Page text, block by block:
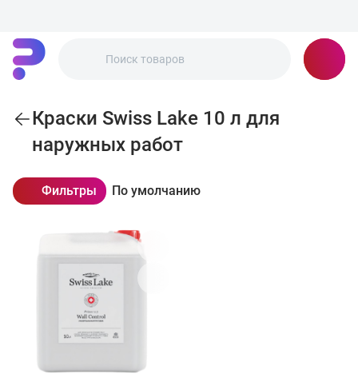
Краски Swiss Lake 10 л для
наружных работ
Фильтры По умолчанию